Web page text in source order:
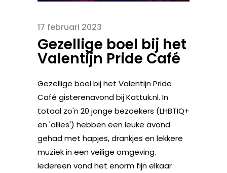
17 februari 2023
Gezellige boel bij het
Valentijn Pride Café
Gezellige boel bij het Valentijn Pride
Café gisterenavond bij Kattuk.nl. In
totaal zo'n 20 jonge bezoekers (LHBTIQ+
en 'allies') hebben een leuke avond
gehad met hapjes, drankjes en lekkere
muziek in een veilige omgeving.
Iedereen vond het enorm fijn elkaar